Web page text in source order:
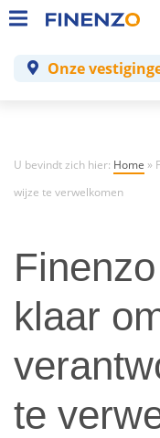
Onze
U bevindt zich hier: Home »
wijze te verwelkomen
klaar
te